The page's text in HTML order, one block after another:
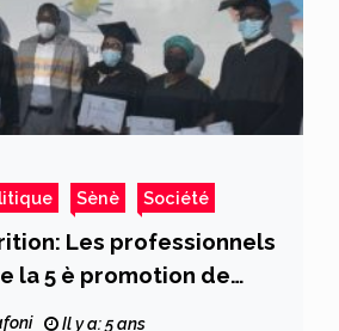
Sènè Société
Les professionnels
la 5 è promotion de
Nutrition reçoivent
Il y a: 5 ans